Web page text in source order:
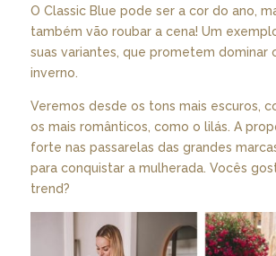
O Classic Blue pode ser a cor do ano,
também vão roubar a cena! Um
suas variantes, que prometem dominar
inverno.
Veremos desde os tons mais escuros,
os mais românticos, como o lilás. A
forte nas passarelas das grandes
para conquistar a mulherada. Vocês
trend?